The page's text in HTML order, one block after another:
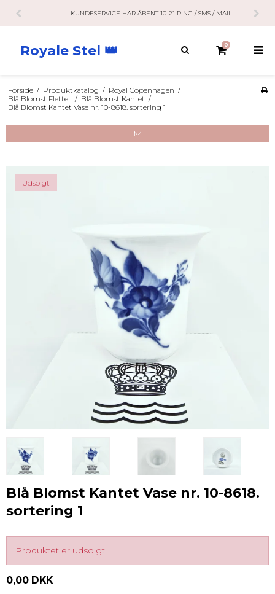
KUNDESERVICE HAR ÅBENT 10-21 RING / SMS / MAIL.
Royale Stel 👑 0
Forside / Produktkatalog / Royal Copenhagen /
Blå Blomst Flettet / Blå Blomst Kantet /
Blå Blomst Kantet Vase nr. 10-8618. sortering 1
Udsolgt
Blå Blomst Kantet Vase nr. 10-8618.
sortering 1
Produktet er udsolgt.
0,00 DKK